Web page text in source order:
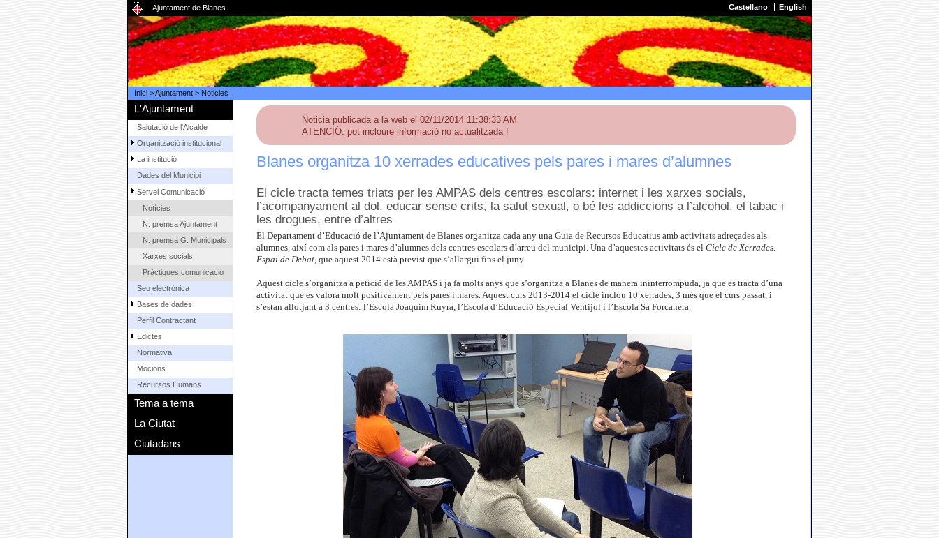
Ajuntament de Blanes Castellano English
Inici>Ajuntament> Noticies
L'Ajuntament
Salutació de l'Alcalde
Organització institucional
La institució
Dades del Municipi
Servei Comunicació
Notícies
N. premsa Ajuntament
N. premsa G. Municipals
Xarxes socials
Pràctiques comunicació
Seu electrònica
Bases de dades
Perfil Contractant
Edictes
Normativa
Mocions
Recursos Humans
Tema a tema
La Ciutat
Ciutadans
Noticia publicada a la web el 02/11/2014 11:38:33 AM
ATENCIÓ: pot incloure informació no actualitzada !
Blanes organitza 10 xerrades educatives pels pares i mares d’alumnes
El cicle tracta temes triats per les AMPAS dels centres escolars: internet i les xarxes socials,
l’acompanyament al dol, educar sense crits, la salut sexual, o bé les addiccions a l’alcohol, el tabac i
les drogues, entre d’altres
El Departament d’Educació de l’Ajuntament de Blanes organitza cada any una Guia de Recursos Educatius amb activitats adreçades als
alumnes, així com als pares i mares d’alumnes dels centres escolars d’arreu del municipi. Una d’aquestes activitats és el Cicle de Xerrades.
Espai de Debat, que aquest 2014 està previst que s’allargui fins el juny.
Aquest cicle s’organitza a petició de les AMPAS i ja fa molts anys que s’organitza a Blanes de manera ininterrompuda, ja que es tracta d’una
activitat que es valora molt positivament pels pares i mares. Aquest curs 2013-2014 el cicle inclou 10 xerrades, 3 més que el curs passat, i
s’estan allotjant a 3 centres: l’Escola Joaquim Ruyra, l’Escola d’Educació Especial Ventijol i l’Escola Sa Forcanera.